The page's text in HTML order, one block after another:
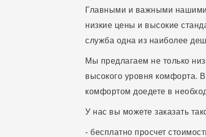
Главными и важными
низкие цены и высокие
служба одна из наиболее
Мы предлагаем не только
высокого уровня комфорта.
комфортом доедете в
У нас вы можете заказать
- бесплатно просчет